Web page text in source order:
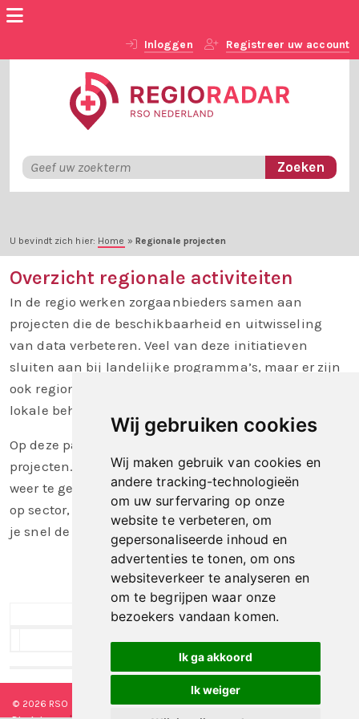
Wij gebruiken cookies
Wij maken gebruik van cookies en
andere tracking-technologieën
om uw surfervaring op onze
website te verbeteren, om
gepersonaliseerde inhoud en
advertenties te tonen, om ons
websiteverkeer te analyseren en
om te begrijpen waar onze
bezoekers vandaan komen.
Ik ga akkoord
Ik weiger
Inloggen Registreer uw account
U bevindt zich hier: Home » Regionale projecten
Overzicht regionale activiteiten
In de regio werken zorgaanbieders samen aan
projecten die de beschikbaarheid en uitwisseling
van data verbeteren. Veel van deze initiatieven
sluiten aan bij landelijke programma’s, maar er zijn
ook regionale projecten die specifiek inspelen op
lokale behoeften.
Op deze pagina vind je een overzicht van regionale
projecten. Gebruik het filter om de projecten per RSO
weer te geven. Hiermee kun je ook eenvoudig zoeken
op sector, zorgaanbieders of zorgkantoorregio, zodat
je snel de activiteiten vindt die voor jou relevant zijn.
Toon 3
© 2026 RSO Nederland | Versie#1.2.2 | Algemene voorwaarden